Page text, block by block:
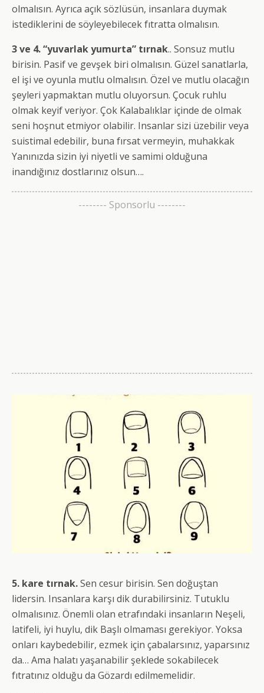
olmalısın. Ayrıca açık sözlüsün, insanlara duymak
istediklerini de söyleyebilecek fıtratta olmalısın.
3 ve 4. “yuvarlak yumurta” tırnak.. Sonsuz mutlu
birisin. Pasif ve gevşek biri olmalısın. Güzel sanatlarla,
el işi ve oyunla mutlu olmalısın. Özel ve mutlu olacağın
şeyleri yapmaktan mutlu oluyorsun. Çocuk ruhlu
olmak keyif veriyor. Çok Kalabalıklar içinde de olmak
seni hoşnut etmiyor olabilir. Insanlar sizi üzebilir veya
suistimal edebilir, buna fırsat vermeyin, muhakkak
Yanınızda sizin iyi niyetli ve samimi olduğuna
inandığınız dostlarınız olsun….
-------- Sponsorlu --------
5. kare tırnak.Sen cesur birisin. Sen doğuştan
lidersin. Insanlara karşı dik durabilirsiniz. Tutuklu
olmalısınız. Önemli olan etrafındaki insanların Neşeli,
latifeli, iyi huylu, dik Başlı olmaması gerekiyor. Yoksa
onları kaybedebilir, ezmek için çabalarsınız, yaparsınız
da… Ama halatı yaşanabilir şeklede sokabilecek
fıtratınız olduğu da Gözardı edilmemelidir.